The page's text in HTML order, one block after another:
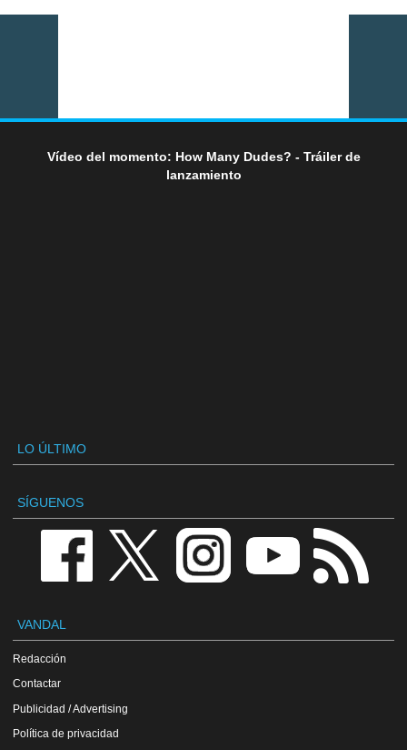
Vídeo del momento: How Many Dudes? - Tráiler de
lanzamiento
LO ÚLTIMO
SÍGUENOS
VANDAL
Redacción
Contactar
Publicidad / Advertising
Política de privacidad